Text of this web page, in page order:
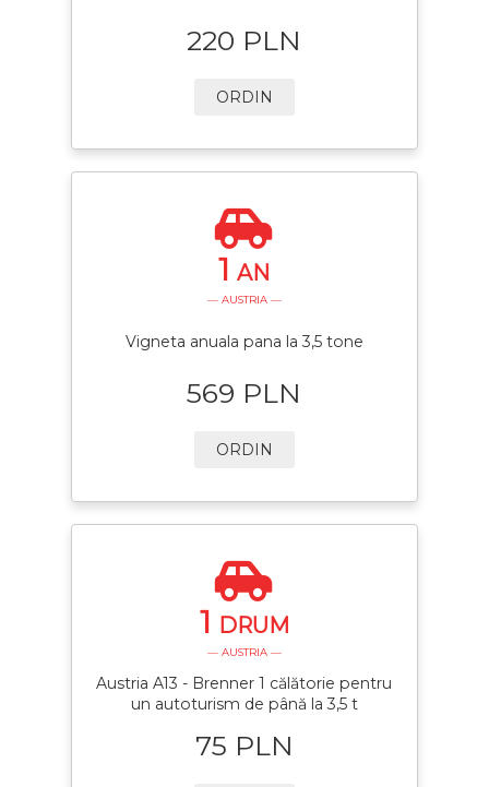
220 PLN
ORDIN
1AN
— AUSTRIA —
Vigneta anuala pana la 3,5 tone
569 PLN
ORDIN
1 DRUM
— AUSTRIA —
Austria A13 - Brenner 1 călătorie pentru
un autoturism de până la 3,5 t
75 PLN